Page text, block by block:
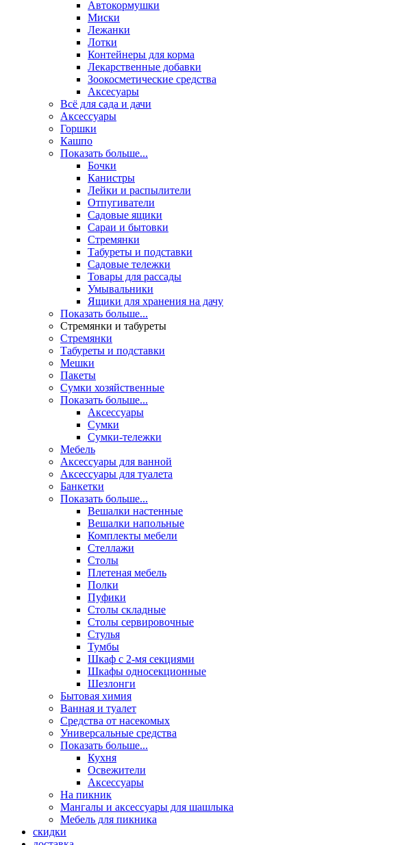
Автокормушки
Миски
Лежанки
Лотки
Контейнеры для корма
Лекарственные добавки
Зоокосметические средства
Аксесуары
Всё для сада и дачи
Аксессуары
Горшки
Кашпо
Показать больше...
Бочки
Канистры
Лейки и распылители
Отпугиватели
Садовые ящики
Сараи и бытовки
Стремянки
Табуреты и подставки
Садовые тележки
Товары для рассады
Умывальники
Ящики для хранения на дачу
Показать больше...
Стремянки и табуреты
Стремянки
Табуреты и подставки
Мешки
Пакеты
Сумки хозяйственные
Показать больше...
Аксессуары
Сумки
Сумки-тележки
Мебель
Аксессуары для ванной
Аксессуары для туалета
Банкетки
Показать больше...
Вешалки настенные
Вешалки напольные
Комплекты мебели
Стеллажи
Столы
Плетеная мебель
Полки
Пуфики
Столы складные
Столы сервировочные
Стулья
Тумбы
Шкаф с 2-мя секциями
Шкафы односекционные
Шезлонги
Бытовая химия
Ванная и туалет
Средства от насекомых
Универсальные средства
Показать больше...
Кухня
Освежители
Аксессуары
На пикник
Мангалы и аксессуары для шашлыка
Мебель для пикника
скидки